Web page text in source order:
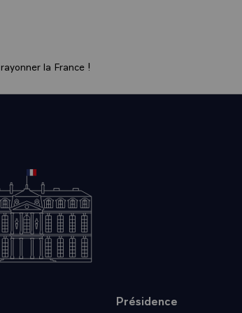
pourtant le respect. Ces assassinats
plus encore en la circonstance, un homme,
aussi un collègue de forte et de bonne qualité.
dans le Morvan, ces hommes élevés souvent
temps de grands espaces et de forte -
pas deux paroles et qui savent le -prix de
ainsi le destin par traîtise était un homme
de Marcel Basdevant a été célébrée à
la France !
Présidence